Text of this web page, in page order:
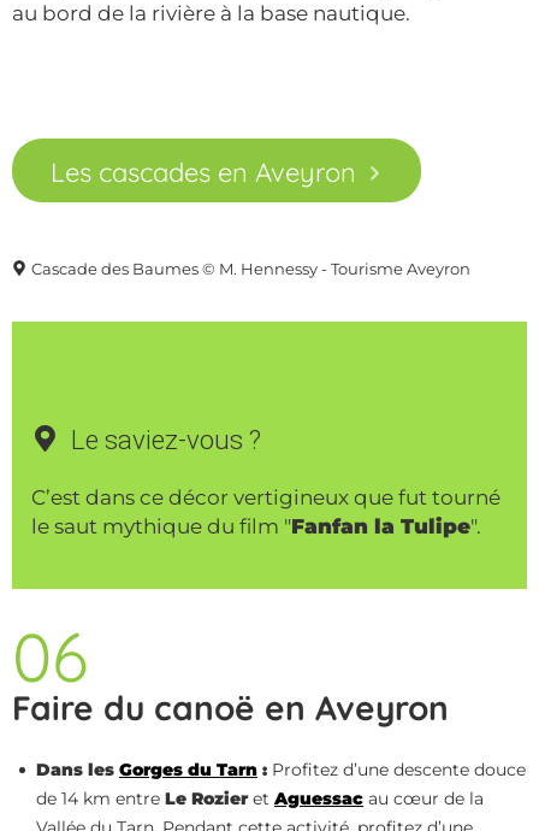
Cascade des Baumes © M. Hennessy - Tourisme Aveyron
au bord de la rivière à la base nautique.
Les cascades en Aveyron
Le saviez-vous ?
C’est dans ce décor vertigineux que fut tourné
le saut mythique du film "Fanfan la Tulipe".
06
Faire du canoë en Aveyron
Dans les Gorges du Tarn : Profitez d’une descente douce
de 14 km entre Le Rozieret Aguessac au cœur de la